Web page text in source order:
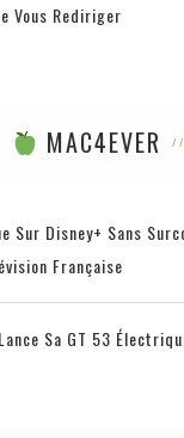
Vous Rediriger
MAC4EVER
Sur Disney+ Sans
Française
Sa GT 53